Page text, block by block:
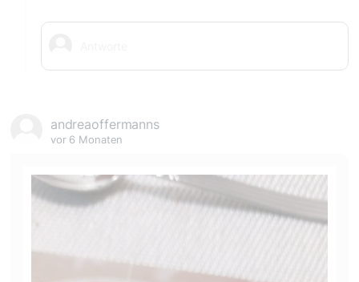
andreaoffermanns
vor 6 Monaten